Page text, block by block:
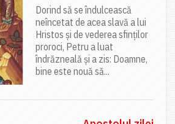
Dorind să se îndulcească
neîncetat de acea slavă a lui
Hristos și de vederea sfinților
proroci, Petru a luat
îndrăzneală și a zis: Doamne,
bine este nouă să...